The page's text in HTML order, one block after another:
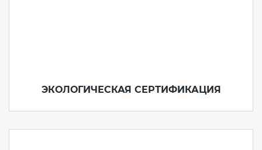
ЭКОЛОГИЧЕСКАЯ СЕРТИФИКАЦИЯ